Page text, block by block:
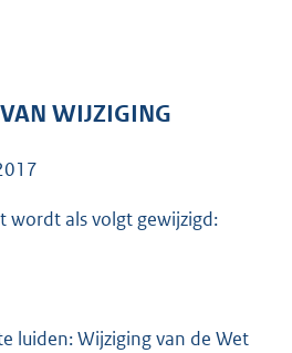
WIJZIGING
wordt als volgt gewijzigd:
luiden: Wijziging van de Wet